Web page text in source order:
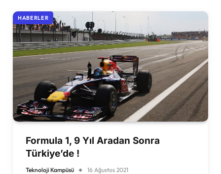
HABERLER
Formula 1, 9 Yıl Aradan Sonra
Türkiye’de !
Teknoloji Kampüsü 16 Ağustos 2021